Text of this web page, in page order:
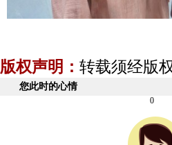
版权声明： 转载须经版
您此时的心情
0